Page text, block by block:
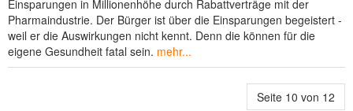
Einsparungen in Millionenhöhe durch Rabattverträge mit der
Pharmaindustrie. Der Bürger ist über die Einsparungen begeistert -
weil er die Auswirkungen nicht kennt. Denn die können für die
eigene Gesundheit fatal sein. mehr...
Seite 10 von 12